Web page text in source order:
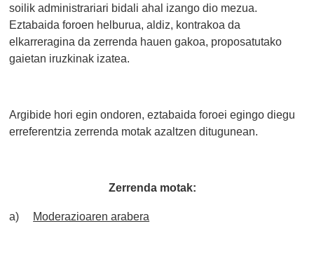
soilik administrariari bidali ahal izango dio mezua.
Eztabaida foroen helburua, aldiz, kontrakoa da
elkarreragina da zerrenda hauen gakoa, proposatutako
gaietan iruzkinak izatea.
Argibide hori egin ondoren, eztabaida foroei egingo diegu
erreferentzia zerrenda motak azaltzen ditugunean.
Zerrenda motak:
a) Moderazioaren arabera